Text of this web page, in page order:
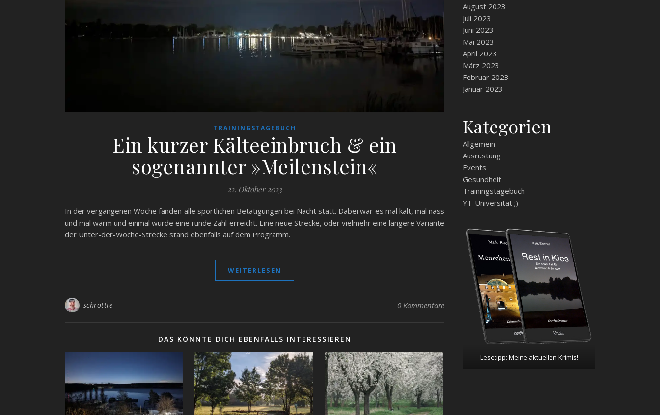
TRAININGSTAGEBUCH
Ein kurzer Kälteeinbruch & ein
sogenannter »Meilenstein«
22. Oktober 2023
In der vergangenen Woche fanden alle sportlichen Betätigungen bei Nacht statt. Dabei war es mal kalt, mal nass
und mal warm und einmal wurde eine runde Zahl erreicht. Eine neue Strecke, oder vielmehr eine längere Variante
der Unter-der-Woche-Strecke stand ebenfalls auf dem Programm.
WEITERLESEN
schrottie 0 Kommentare
DAS KÖNNTE DICH EBENFALLS INTERESSIEREN
August 2023
Juli 2023
Juni 2023
Mai 2023
April 2023
März 2023
Februar 2023
Januar 2023
Kategorien
Allgemein
Ausrüstung
Events
Gesundheit
Trainingstagebuch
YT-Universität ;)
Lesetipp: Meine aktuellen Krimis!